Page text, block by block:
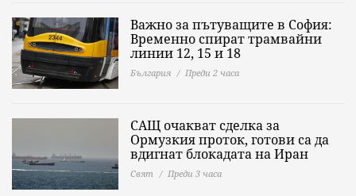
Важно за пътуващите в София:
Временно спират трамвайни
линии 12, 15 и 18
България Преди 2 часа
САЩ очакват сделка за
Ормузкия проток, готови са да
вдигнат блокадата на Иран
Свят Преди 3 часа